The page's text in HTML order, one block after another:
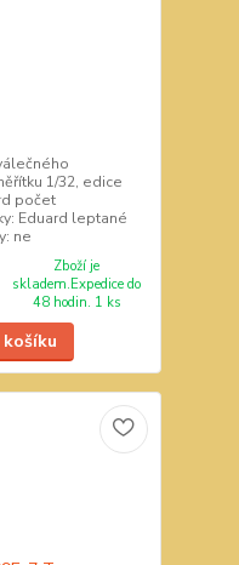
1/32, edice
počet
Eduard leptané
ne
Zboží je
skladem.Expedice do
48 hodin. 1 ks